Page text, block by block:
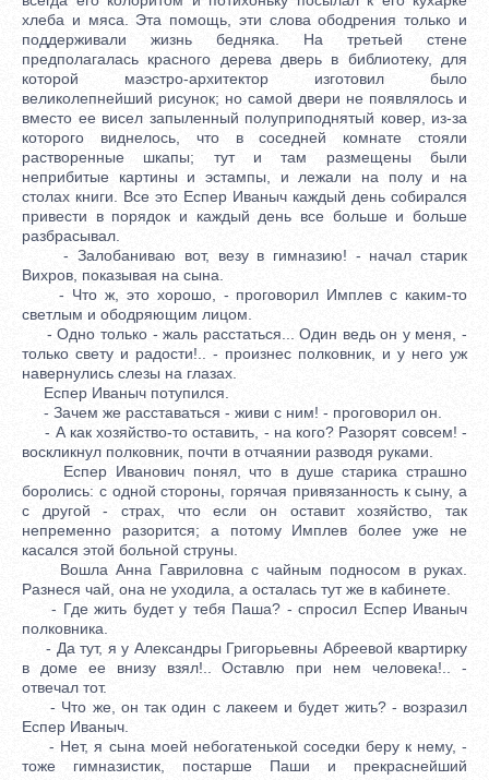
хлеба и мяса. Эта помощь, эти слова ободрения только и
поддерживали жизнь бедняка. На третьей стене
предполагалась красного дерева дверь в библиотеку, для
которой маэстро-архитектор изготовил было
великолепнейший рисунок; но самой двери не появлялось и
вместо ее висел запыленный полуприподнятый ковер, из-за
которого виднелось, что в соседней комнате стояли
растворенные шкапы; тут и там размещены были
неприбитые картины и эстампы, и лежали на полу и на
столах книги. Все это Еспер Иваныч каждый день собирался
привести в порядок и каждый день все больше и больше
разбрасывал.
- Залобаниваю вот, везу в гимназию! - начал старик
Вихров, показывая на сына.
- Что ж, это хорошо, - проговорил Имплев с каким-то
светлым и ободряющим лицом.
- Одно только - жаль расстаться... Один ведь он у меня, -
только свету и радости!.. - произнес полковник, и у него уж
навернулись слезы на глазах.
Еспер Иваныч потупился.
- Зачем же расставаться - живи с ним! - проговорил он.
- А как хозяйство-то оставить, - на кого? Разорят совсем! -
воскликнул полковник, почти в отчаянии разводя руками.
Еспер Иванович понял, что в душе старика страшно
боролись: с одной стороны, горячая привязанность к сыну, а
с другой - страх, что если он оставит хозяйство, так
непременно разорится; а потому Имплев более уже не
касался этой больной струны.
Вошла Анна Гавриловна с чайным подносом в руках.
Разнеся чай, она не уходила, а осталась тут же в кабинете.
- Где жить будет у тебя Паша? - спросил Еспер Иваныч
полковника.
- Да тут, я у Александры Григорьевны Абреевой квартирку
в доме ее внизу взял!.. Оставлю при нем человека!.. -
отвечал тот.
- Что же, он так один с лакеем и будет жить? - возразил
Еспер Иваныч.
- Нет, я сына моей небогатенькой соседки беру к нему, -
тоже гимназистик, постарше Паши и прекраснейший